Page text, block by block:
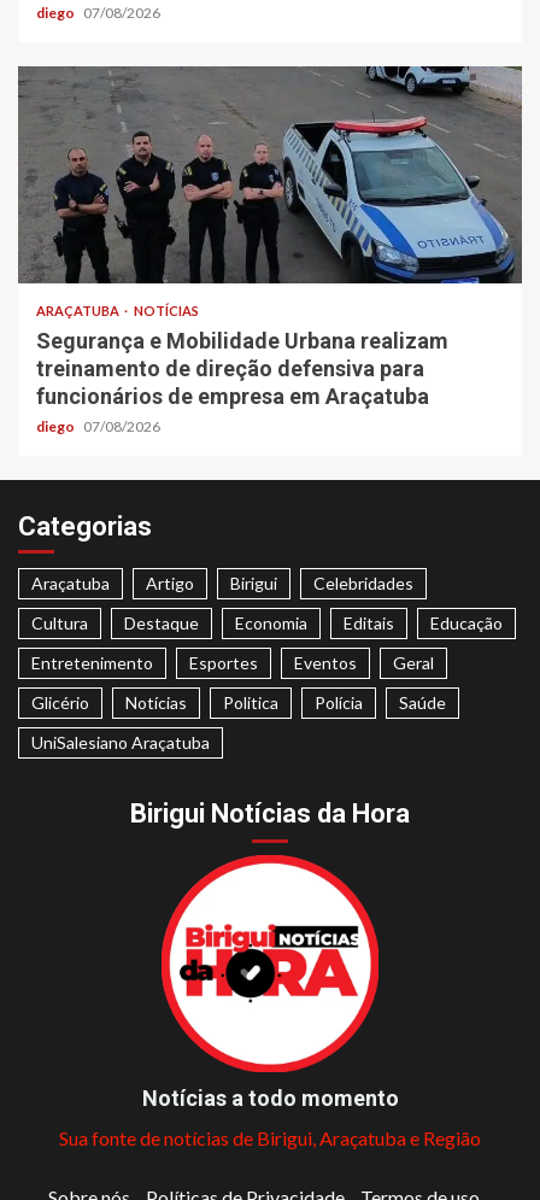
diego 07/08/2026
ARAÇATUBA NOTÍCIAS
Segurança e Mobilidade Urbana realizam
treinamento de direção defensiva para
funcionários de empresa em Araçatuba
diego 07/08/2026
Categorias
Araçatuba Artigo Birigui
Celebridades
Cultura
Destaque Economia Editais
Educação
Entretenimento
Esportes Eventos
Geral
Glicério
Notícias Politica Polícia
Saúde
UniSalesiano Araçatuba
Birigui Notícias da Hora
Notícias a todo momento
Sua fonte de notícias de Birigui, Araçatuba e Região